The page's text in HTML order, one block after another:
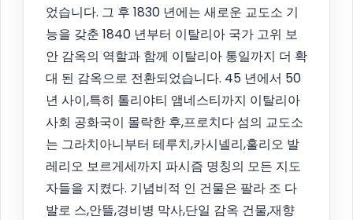
었습니다. 그 후 1830 년에는 새로운 교도소 기
능을 갖춘 1840 년부터 이탈리아 국가 고위 보
안 감옥의 역할과 함께 이탈리아 통일까지 더 확
대 된 감옥으로 전환되었습니다. 45 년에서 50
년 사이,특히 톨리야티 앰네스티까지 이탈리아
사회 공화국이 몰락한 후,프로치다 섬의 교도소
는 그라치아니부터 테루치,카시넬리,훌리오 발
레리오 보르게세까지 파시즘 명칭의 모든 지도
자들을 지켰다. 기념비적 인 건물은 팔라 조 다
발로 스,안뜰,경비병 막사,단일 감옥 건물,재향